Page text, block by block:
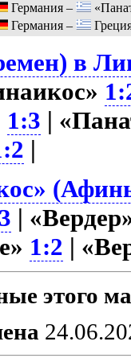
Германия –
Германия –
в
1:3 |
|
|
1:2 |
этого